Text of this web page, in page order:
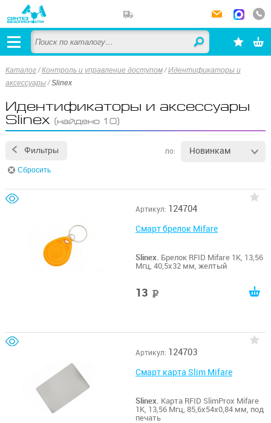
Каталог /Контроль и управление доступом /Идентификаторы и
аксессуары/Slinex
Идентификаторы и аксессуары
Slinex (найдено 10)
Фильтры по: Новинкам
Сбросить
Артикул: 124704
Смарт брелок Mifare
Slinex. Брелок RFID Mifare 1K, 13,56
Мгц, 40,5х32 мм, желтый
13
Артикул: 124703
Смарт карта Slim Mifare
Slinex. Карта RFID SlimProx Mifare
1K, 13,56 Мгц, 85,6х54х0,84 мм, под
печать